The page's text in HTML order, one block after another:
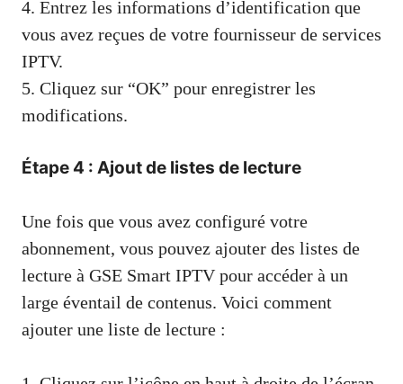
4. Entrez les informations d’identification que
vous avez reçues de votre fournisseur de services
IPTV.
5. Cliquez sur “OK” pour enregistrer les
modifications.
Étape 4 : Ajout de listes de lecture
Une fois que vous avez configuré votre
abonnement, vous pouvez ajouter des listes de
lecture à GSE Smart IPTV pour accéder à un
large éventail de contenus. Voici comment
ajouter une liste de lecture :